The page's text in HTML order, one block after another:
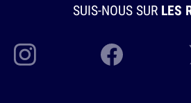
SUIS-NOUS SUR LES